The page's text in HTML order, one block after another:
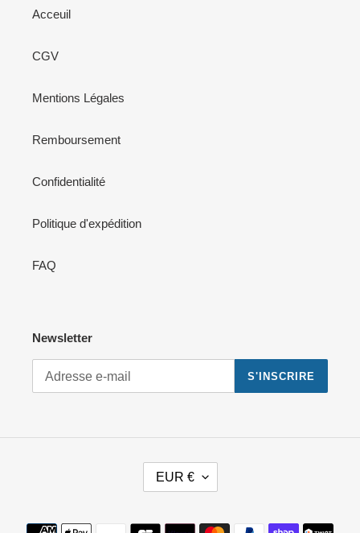
Acceuil
CGV
Mentions Légales
Remboursement
Confidentialité
Politique d'expédition
FAQ
Newsletter
S'INSCRIRE
I
EUR €
Moyens